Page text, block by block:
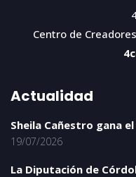
Centro de
Actualidad
Sheila Cañestro gana
19/07/2026
La Diputación de